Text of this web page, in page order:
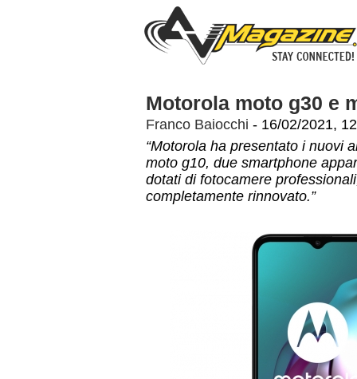
Motorola moto g30 e
Franco Baiocchi - 16/02/2021,
“Motorola ha presentato i nuovi
moto g10, due smartphone
dotati di fotocamere
completamente rinnovato.”